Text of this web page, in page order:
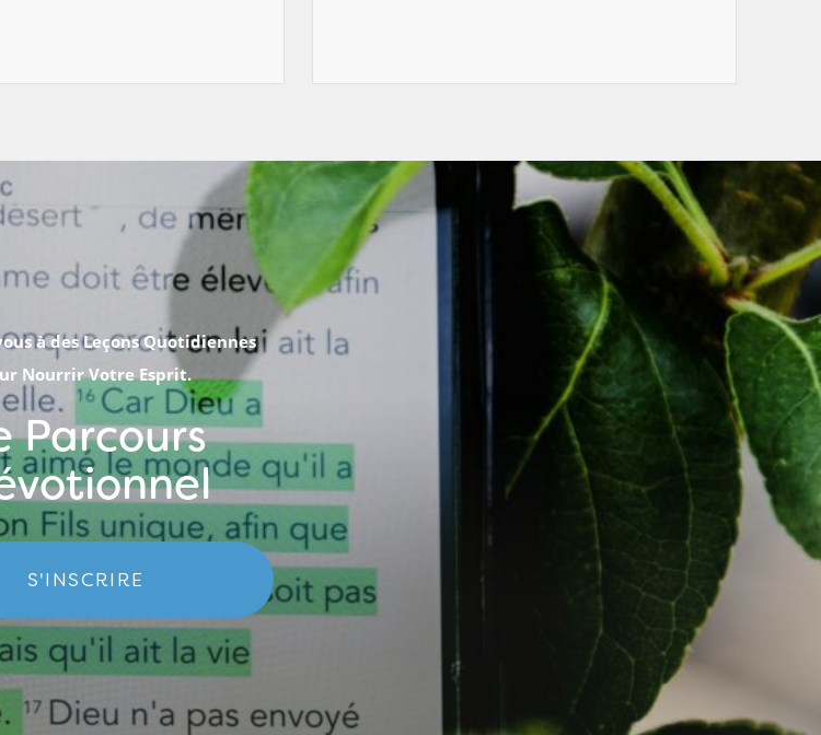
à des Leçons Quotidiennes
Nourrir Votre Esprit.
Parcours
S'INSCRIRE